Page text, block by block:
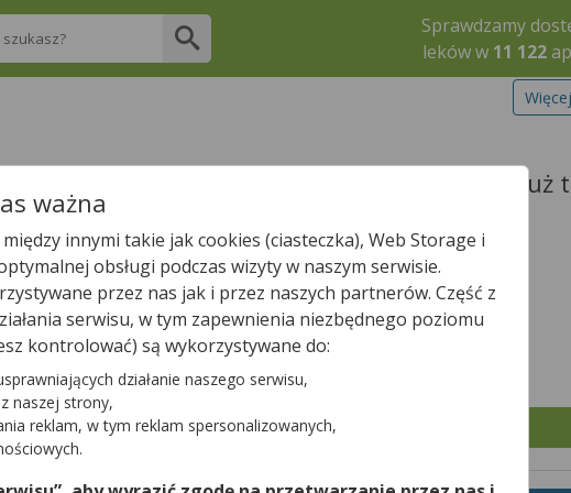
Sprawdzamy
leków w 11 122
posiadają Twój lek i zarezerwuj go już
Szukaj leku
14aptek.
ważna
innymi takie jak cookies (ciasteczka), Web Storage i
obsługi podczas wizyty w naszym serwisie.
przez nas jak i przez naszych partnerów. Część z
serwisu, w tym zapewnienia niezbędnego poziomu
kontrolować) są wykorzystywane do:
działanie naszego serwisu,
naszej strony,
reklam, w tym reklam spersonalizowanych,